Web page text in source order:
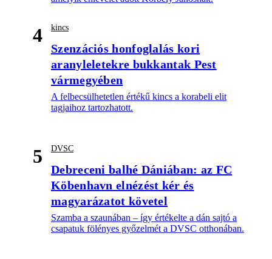
4 kincs
Szenzációs honfoglalás kori
aranyleletekre bukkantak Pest
vármegyében
A felbecsülhetetlen értékű kincs a korabeli elit
tagjaihoz tartozhatott.
5 DVSC
Debreceni balhé Dániában: az FC
Köbenhavn elnézést kér és
magyarázatot követel
Szamba a szaunában – így értékelte a dán sajtó a
csapatuk fölényes győzelmét a DVSC otthonában.